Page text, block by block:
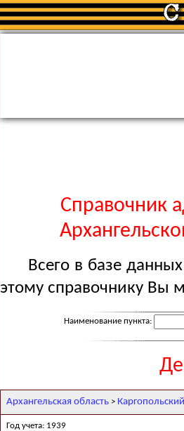
Справочник
Всего в базе
этому справочнику Вы
Наименование пункта:
Архангельская область >
Год учета: 1939